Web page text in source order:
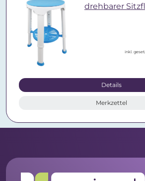
drehbarer
inkl.
Details
Merkzettel